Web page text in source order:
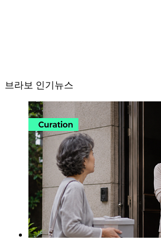
브라보 인기뉴스